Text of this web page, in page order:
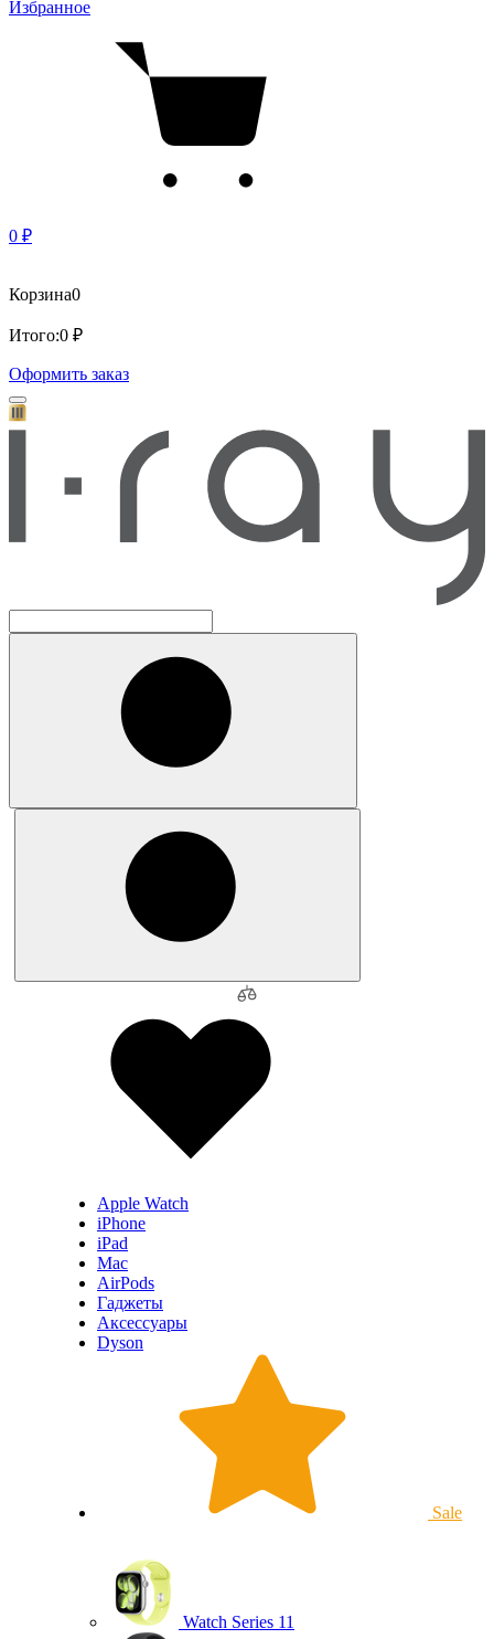
Избранное
0 ₽
Корзина0
Итого:0 ₽
Оформить заказ
Apple Watch
iPhone
iPad
Mac
AirPods
Гаджеты
Аксессуары
Dyson
Sale
Watch Series 11